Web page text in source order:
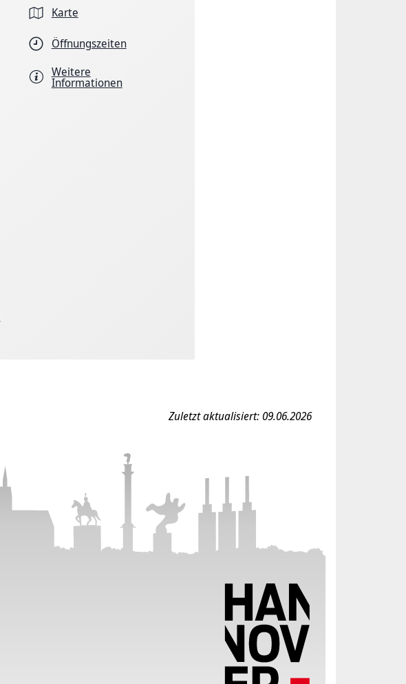
Karte
Öffnungszeiten
Weitere
Informationen
Zuletzt aktualisiert: 09.06.2026